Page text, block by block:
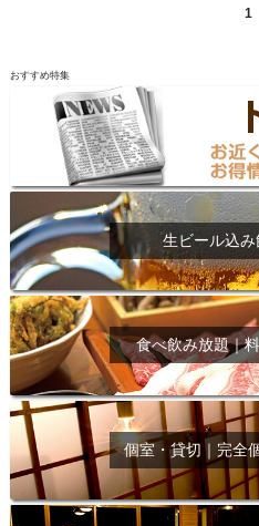
1
おすすめ特集
生ビール込み
食べ飲み放題｜
個室・貸切｜完全